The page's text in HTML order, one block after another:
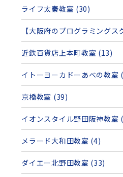
ライフ太秦教室 (30)
【大阪府のプログラミング
近鉄百貨店上本町教室 (13)
イトーヨーカドーあべの教室
京橋教室 (39)
イオンスタイル野田阪神教室
メラード大和田教室 (4)
ダイエー北野田教室 (33)